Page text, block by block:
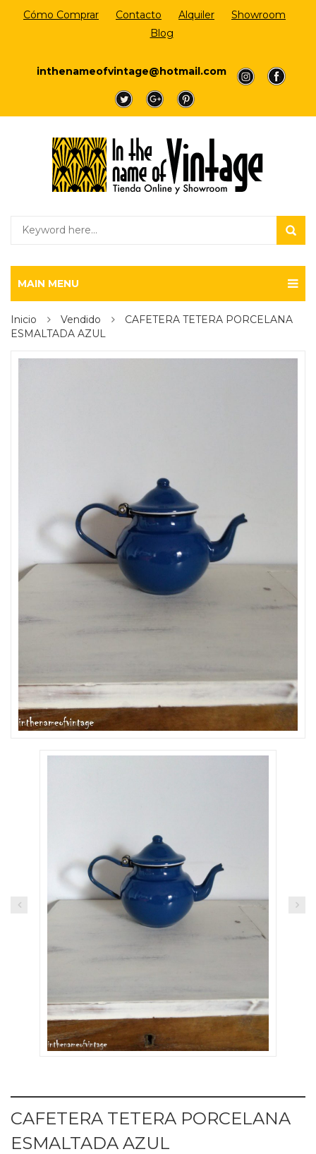
Cómo Comprar Contacto Alquiler
Showroom
Blog
inthenameofvintage@hotmail.com
a
a
a
a a
MAIN MENU
Inicio Vendido
CAFETERA TETERA PORCELANA
ESMALTADA AZUL
CAFETERA TETERA PORCELANA
ESMALTADA AZUL